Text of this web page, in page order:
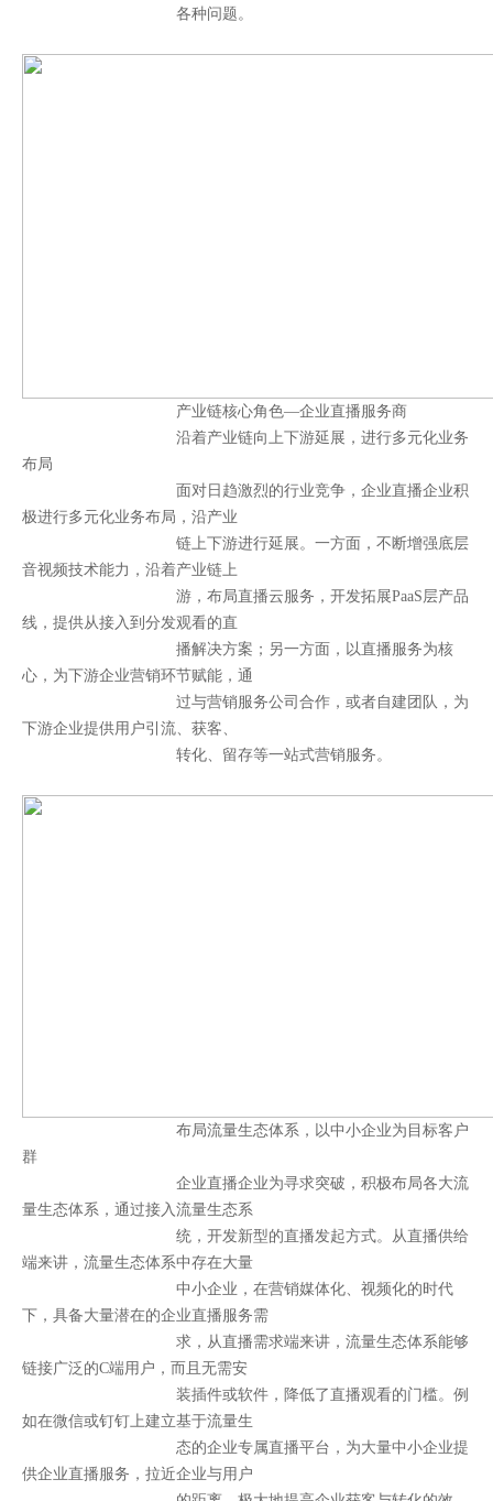
各种问题。
产业链核心角色—企业直播服务商
沿着产业链向上下游延展，进行多元化业务
布局
面对日趋激烈的行业竞争，企业直播企业积
极进行多元化业务布局，沿产业
链上下游进行延展。一方面，不断增强底层
音视频技术能力，沿着产业链上
游，布局直播云服务，开发拓展PaaS层产品
线，提供从接入到分发观看的直
播解决方案；另一方面，以直播服务为核
心，为下游企业营销环节赋能，通
过与营销服务公司合作，或者自建团队，为
下游企业提供用户引流、获客、
转化、留存等一站式营销服务。
布局流量生态体系，以中小企业为目标客户
群
企业直播企业为寻求突破，积极布局各大流
量生态体系，通过接入流量生态系
统，开发新型的直播发起方式。从直播供给
端来讲，流量生态体系中存在大量
中小企业，在营销媒体化、视频化的时代
下，具备大量潜在的企业直播服务需
求，从直播需求端来讲，流量生态体系能够
链接广泛的C端用户，而且无需安
装插件或软件，降低了直播观看的门槛。例
如在微信或钉钉上建立基于流量生
态的企业专属直播平台，为大量中小企业提
供企业直播服务，拉近企业与用户